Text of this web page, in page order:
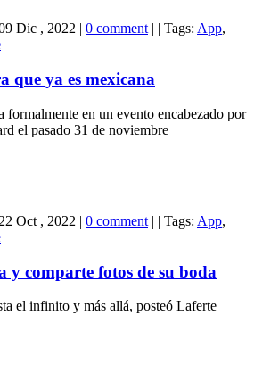
Dic , 2022 | 0 comment | | Tags: App,
que ya es mexicana
formalmente en un evento encabezado por
el pasado 31 de noviembre
22 Oct , 2022 | 0 comment | | Tags: App,
y comparte fotos de su boda
el infinito y más allá, posteó Laferte